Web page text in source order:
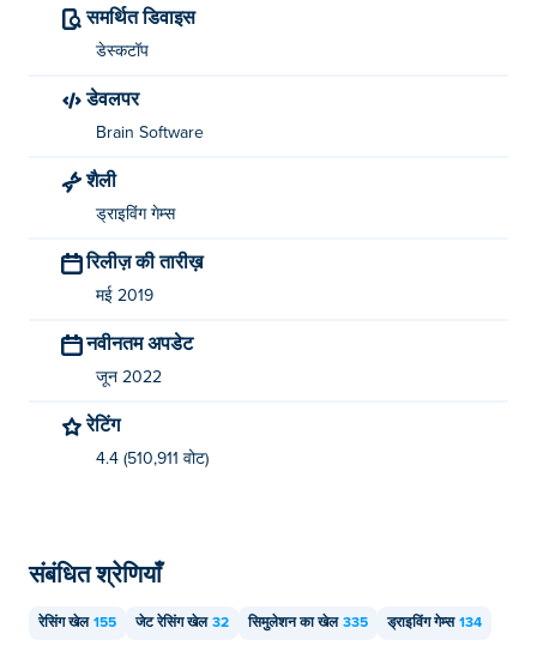
समर्थित डिवाइस
डेस्कटॉप
डेवलपर
Brain Software
शैली
ड्राइविंग गेम्स
रिलीज़ की तारीख़
मई 2019
नवीनतम अपडेट
जून 2022
रेटिंग
4.4 (510,911 वोट)
संबंधित श्रेणियाँ
रेसिंग खेल 155 जेट रेसिंग खेल 32 सिमुलेशन का खेल 335 ड्राइविंग गेम्स 134